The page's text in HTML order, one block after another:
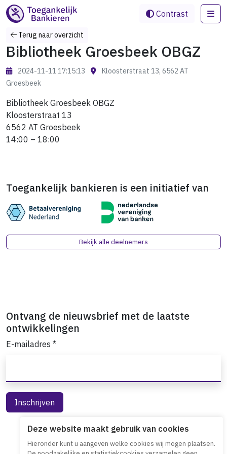
Contrast
Terug naar overzicht
Bibliotheek Groesbeek OBGZ
2024-11-11 17:15:13
Kloosterstraat 13, 6562 AT
Groesbeek
Bibliotheek Groesbeek OBGZ
Kloosterstraat 13
6562 AT Groesbeek
14:00 – 18:00
Toegankelijk bankieren is een initiatief van
Bekijk alle deelnemers
Ontvang de nieuwsbrief met de laatste
ontwikkelingen
E-mailadres *
Deze website maakt gebruik van cookies
Hieronder kunt u aangeven welke cookies wij mogen plaatsen.